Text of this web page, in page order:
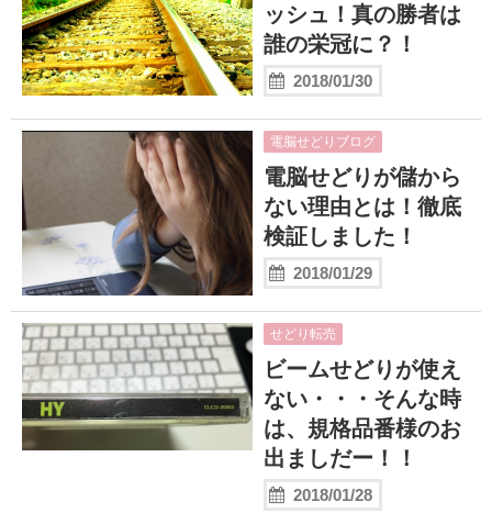
ッシュ！真の勝者は
誰の栄冠に？！
2018/01/30
電脳せどりブログ
電脳せどりが儲から
ない理由とは！徹底
検証しました！
2018/01/29
せどり転売
ビームせどりが使え
ない・・・そんな時
は、規格品番様のお
出ましだー！！
2018/01/28